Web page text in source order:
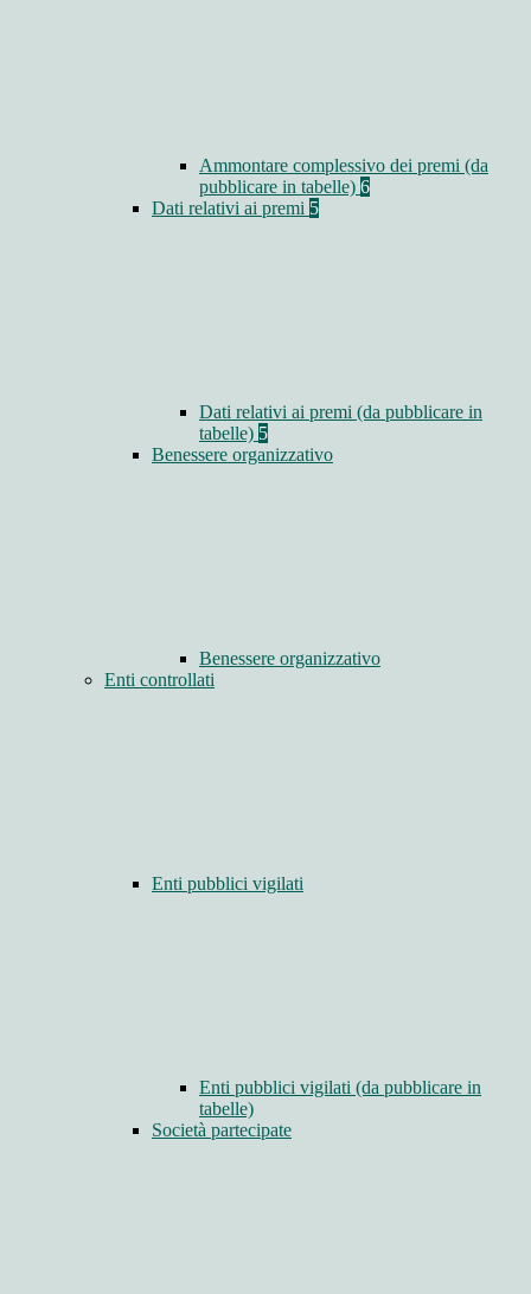
Ammontare complessivo dei premi (da
pubblicare in tabelle) 6
Dati relativi ai premi 5
Dati relativi ai premi (da pubblicare in
tabelle) 5
Benessere organizzativo
Benessere organizzativo
Enti controllati
Enti pubblici vigilati
Enti pubblici vigilati (da pubblicare in
tabelle)
Società partecipate